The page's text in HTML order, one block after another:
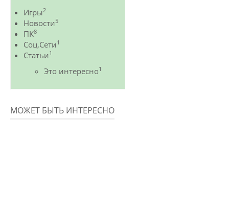
Игры2
Новости5
ПК8
Соц.Сети1
Статьи1
Это интересно1
МОЖЕТ БЫТЬ ИНТЕРЕСНО